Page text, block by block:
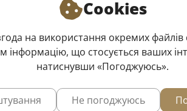
Доставка та оплата
Повернення товару
Офлайн магазин
Cookies
на використання окремих
інформацію, що стосується ваших
натиснувши «Погоджуюсь».
Не погоджуюсь